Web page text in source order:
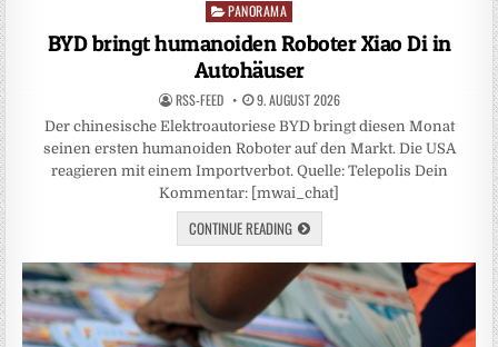
Posted
PANORAMA
BYD bringt humanoiden Roboter Xiao Di in
Autohäuser
RSS-FEED 9. AUGUST 2026
Der chinesische Elektroautoriese BYD bringt diesen Monat
seinen ersten humanoiden Roboter auf den Markt. Die USA
reagieren mit einem Importverbot. Quelle: Telepolis Dein
Kommentar: [mwai_chat]
CONTINUE READING